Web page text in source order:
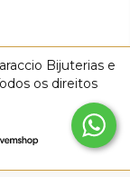
Bijuterias e
os direitos